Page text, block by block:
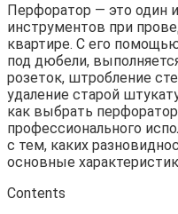
Перфоратор — это один
инструментов при
квартире. С его
под дюбели,
розеток, штробление
удаление старой
как выбрать
профессионального
с тем, каких
основные
Contents